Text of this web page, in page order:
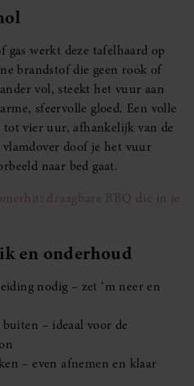
werkt deze tafelhaard op
brandstof die geen rook of
vol, steekt het vuur aan
sfeervolle gloed. Een volle
vier uur, afhankelijk van de
vlamdover doof je het vuur
naar bed gaat.
draagbare BBQ die in je
en onderhoud
nodig – zet ‘m neer en
– ideaal voor de
– even afnemen en klaar